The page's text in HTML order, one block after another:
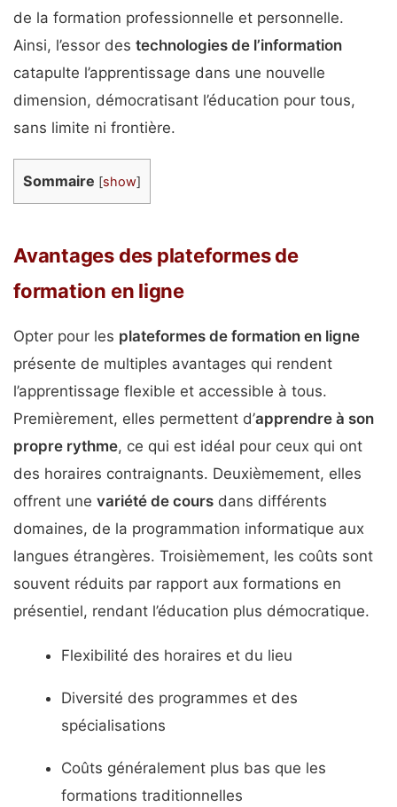
de la formation professionnelle et personnelle.
Ainsi, l’essor des technologies de l’information
catapulte l’apprentissage dans une nouvelle
dimension, démocratisant l’éducation pour tous,
sans limite ni frontière.
Sommaire [show]
Avantages des plateformes de
formation en ligne
Opter pour les plateformes de formation en ligne
présente de multiples avantages qui rendent
l’apprentissage flexible et accessible à tous.
Premièrement, elles permettent d’apprendre à son
propre rythme, ce qui est idéal pour ceux qui ont
des horaires contraignants. Deuxièmement, elles
offrent une variété de cours dans différents
domaines, de la programmation informatique aux
langues étrangères. Troisièmement, les coûts sont
souvent réduits par rapport aux formations en
présentiel, rendant l’éducation plus démocratique.
Flexibilité des horaires et du lieu
Diversité des programmes et des
spécialisations
Coûts généralement plus bas que les
formations traditionnelles